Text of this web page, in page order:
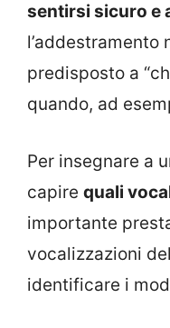
sentirsi sicuro e
l’addestramento
predisposto a
quando, ad
Per insegnare a
capire quali
importante
vocalizzazioni
identificare i